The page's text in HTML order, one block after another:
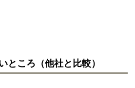
ところ（他社と比較）